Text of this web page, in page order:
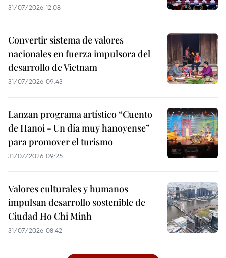
31/07/2026 12:08
Convertir sistema de valores
nacionales en fuerza impulsora del
desarrollo de Vietnam
31/07/2026 09:43
Lanzan programa artístico “Cuento
de Hanoi - Un día muy hanoyense”
para promover el turismo
31/07/2026 09:25
Valores culturales y humanos
impulsan desarrollo sostenible de
Ciudad Ho Chi Minh
31/07/2026 08:42